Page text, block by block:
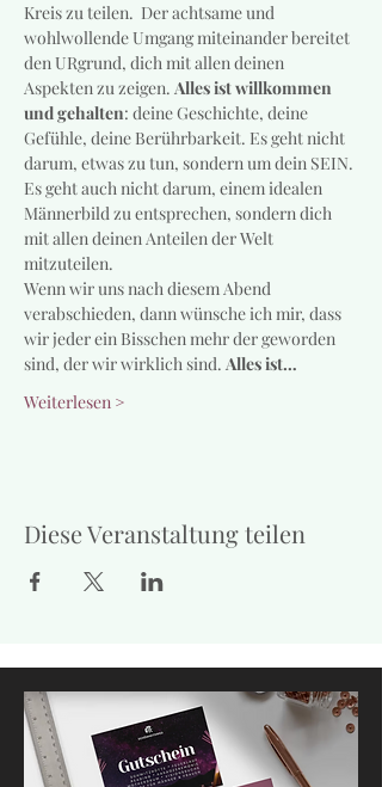
Kreis zu teilen.  Der achtsame und
wohlwollende Umgang miteinander bereitet
den URgrund, dich mit allen deinen
Aspekten zu zeigen. Alles ist willkommen
und gehalten: deine Geschichte, deine
Gefühle, deine Berührbarkeit. Es geht nicht
darum, etwas zu tun, sondern um dein SEIN.
Es geht auch nicht darum, einem idealen
Männerbild zu entsprechen, sondern dich
mit allen deinen Anteilen der Welt
mitzuteilen.
Wenn wir uns nach diesem Abend
verabschieden, dann wünsche ich mir, dass
wir jeder ein Bisschen mehr der geworden
sind, der wir wirklich sind. Alles ist…
Weiterlesen >
Diese Veranstaltung teilen